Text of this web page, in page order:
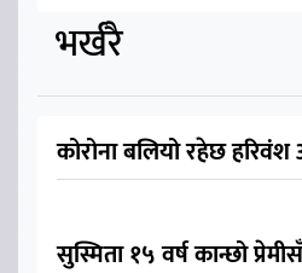
भर्खरै
कोरोना बलियो रहेछ हरिवंश
सुस्मिता १५ वर्ष कान्छो